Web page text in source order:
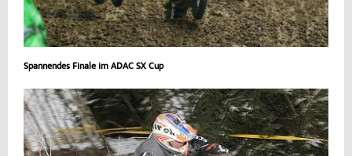
Spannendes Finale im ADAC SX Cup